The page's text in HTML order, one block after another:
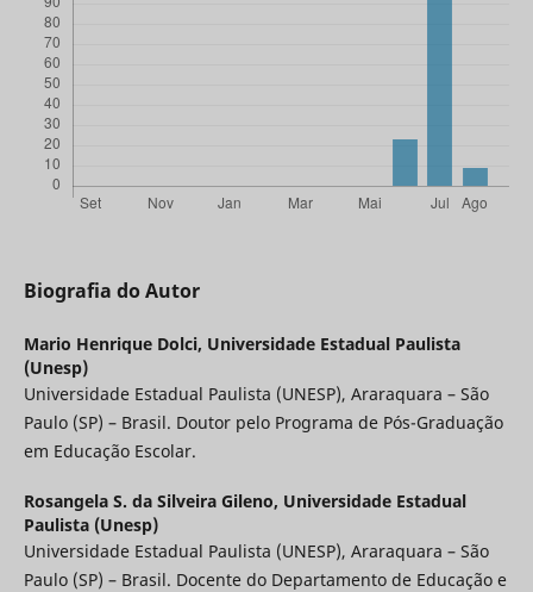
Biografia do Autor
Mario Henrique Dolci, Universidade Estadual Paulista
(Unesp)
Universidade Estadual Paulista (UNESP), Araraquara – São
Paulo (SP) – Brasil. Doutor pelo Programa de Pós-Graduação
em Educação Escolar.
Rosangela S. da Silveira Gileno, Universidade Estadual
Paulista (Unesp)
Universidade Estadual Paulista (UNESP), Araraquara – São
Paulo (SP) – Brasil. Docente do Departamento de Educação e